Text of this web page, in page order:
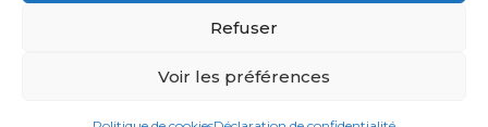
Refuser
Voir les préférences
Copyright © Charles E. Rajotte complexe funéraire 2024 –